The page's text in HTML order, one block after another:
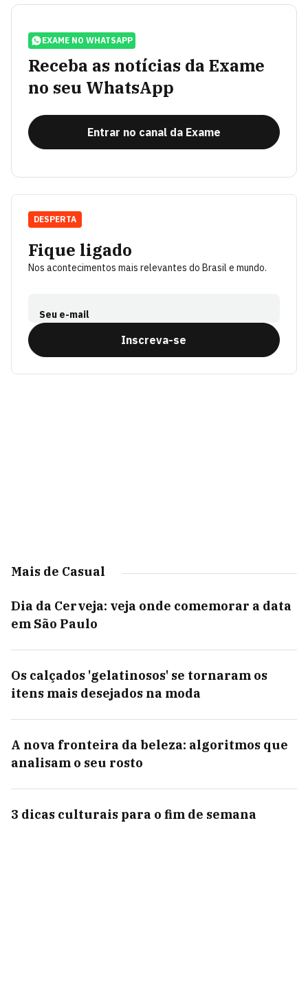
EXAME NO WHATSAPP
Receba as notícias da Exame
no seu WhatsApp
Entrar no canal da Exame
Fique ligado
Nos acontecimentos mais relevantes do Brasil e mundo.
Seu e-mail
Inscreva-se
DESPERTA
Mais de Casual
Dia da Cerveja: veja onde comemorar a data
em São Paulo
Os calçados 'gelatinosos' se tornaram os
itens mais desejados na moda
A nova fronteira da beleza: algoritmos que
analisam o seu rosto
3 dicas culturais para o fim de semana